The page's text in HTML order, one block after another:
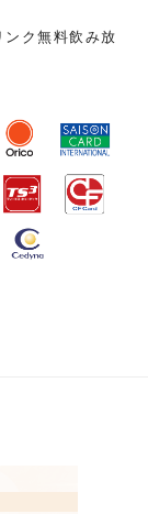
よりお待ちし
ンク無料飲み放